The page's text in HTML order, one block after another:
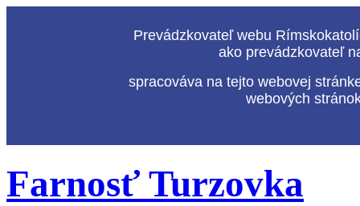
Prevádzkovateľ webu
ako prevádzkovateľ
spracováva na tejto webovej
webových
Farnosť Turzovka